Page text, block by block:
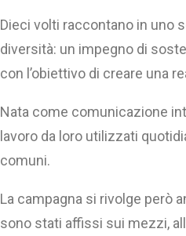
Dieci volti raccontano in uno
diversità: un impegno di
con l’obiettivo di creare una
Nata come comunicazione
lavoro da loro utilizzati
comuni.
La campagna si rivolge però
sono stati affissi sui mezzi,